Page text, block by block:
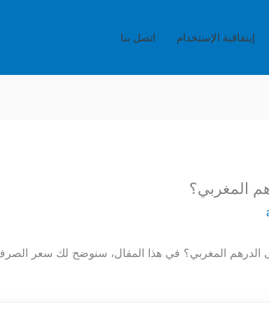
إيتفاقية الإستخدام اتصل بنا
100 دينار تونسي إلى الدرهم المغربي؟ في هذا المقال، سنوضح لك سعر